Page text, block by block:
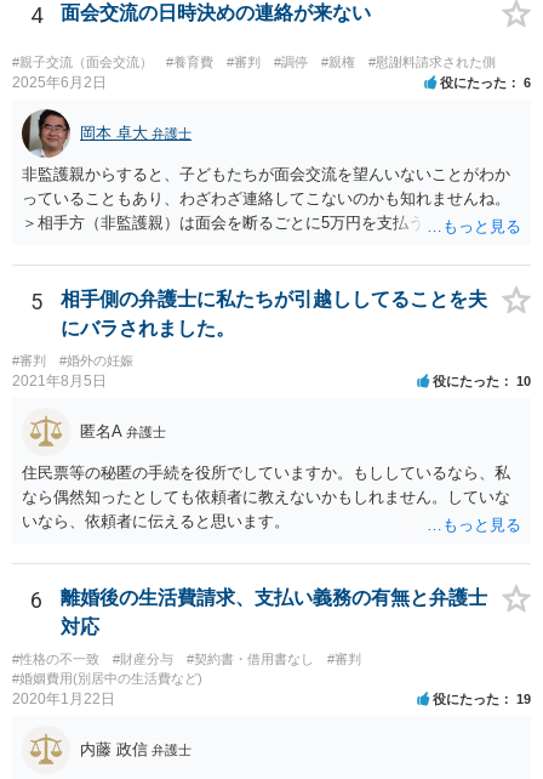
4 面会交流の日時決めの連絡が来ない
#親子交流（面会交流） #養育費 #審判 #調停 #親権 #慰謝料請求された側
2025年6月2日 役にたった 6
岡本 卓大 弁護士
非監護親からすると、子どもたちが面会交流を望んいないことがわか
っていることもあり、わざわざ連絡してこないのかも知れませんね。
＞相手方（非監護親）は面会を断るごとに5万円を支払うことを取決め
当に何が何でも面会交流したい（子どもたちと会いたい）と言うより
は、あなたに対する嫌がらせだった可能性もあるように思います（そ
ういう男はDV・虐待系の男には珍しくありません。）。 面会交流とは
親の権利ではなく、『子どものため』のものです。 子どもたちの年齢
（自分の気持ちを言える年齢）を考えても、無理に面会交流をする必
要もありません。 相手から面会交流を行うことについての申し出があ
ったときに対応すれば十分だと思います。 仮に相手から、面会交流さ
せなかった（連絡をしてこなかった）と慰謝料請求してきたとして
も、そのような請求は、まず認められません。 ご心配であれば、審判
書を持参して、お近くの弁護士に法律相談してみてください。
5
相手側の弁護士に私たちが引越ししてることを夫
にバラされました。
#審判 #婚外の妊娠
2021年8月5日 役にたった 10
匿名A 弁護士
住民票等の秘匿の手続を役所でしていますか。もししているなら、私
なら偶然知ったとしても依頼者に教えないかもしれません。していな
いなら、依頼者に伝えると思います。
6
離婚後の生活費請求、支払い義務の有無と弁護士
対応
#性格の不一致 #財産分与 #契約書・借用書なし
#審判
#婚姻費用(別居中の生活費など)
2020年1月22日 役にたった 19
内藤 政信 弁護士